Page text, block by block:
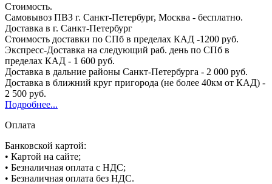
Стоимость.
Самовывоз ПВЗ г. Санкт-Петербург, Москва - бесплатно.
Доставка в г. Санкт-Петербург
Стоимость доставки по СПб в пределах КАД -1200 руб.
Экспресс-Доставка на следующий раб. день по СПб в
пределах КАД - 1 600 руб.
Доставка в дальние районы Санкт-Петербурга - 2 000 руб.
Доставка в ближний круг пригорода (не более 40км от КАД) -
2 500 руб.
Подробнее...
Оплата
Банковской картой:
• Картой на сайте;
• Безналичная оплата с НДС;
• Безналичная оплата без НДС.